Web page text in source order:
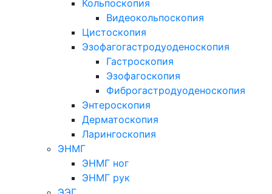
Кольпоскопия
Видеокольпоскопия
Цистоскопия
Эзофагогастродуоденоскопия
Гастроскопия
Эзофагоскопия
Фиброгастродуоденоскопия
Энтероскопия
Дерматоскопия
Ларингоскопия
ЭНМГ
ЭНМГ ног
ЭНМГ рук